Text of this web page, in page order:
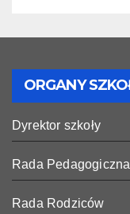
ORGANY
Dyrektor szkoły
Rada Pedagogiczna
Rada Rodziców